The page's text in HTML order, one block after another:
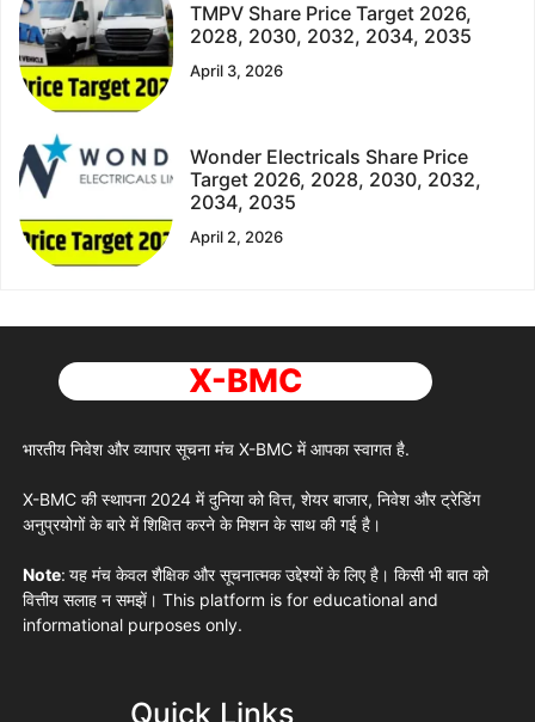
TMPV Share Price Target 2026,
2028, 2030, 2032, 2034, 2035
April 3, 2026
Wonder Electricals Share Price
Target 2026, 2028, 2030, 2032,
2034, 2035
April 2, 2026
X-BMC
भारतीय निवेश और व्यापार सूचना मंच X-BMC में आपका स्वागत है.
X-BMC की स्थापना 2024 में दुनिया को वित्त, शेयर बाजार, निवेश और ट्रेडिंग
अनुप्रयोगों के बारे में शिक्षित करने के मिशन के साथ की गई है।
Note: यह मंच केवल शैक्षिक और सूचनात्मक उद्देश्यों के लिए है। किसी भी बात को
वित्तीय सलाह न समझें। This platform is for educational and
informational purposes only.
Quick Links